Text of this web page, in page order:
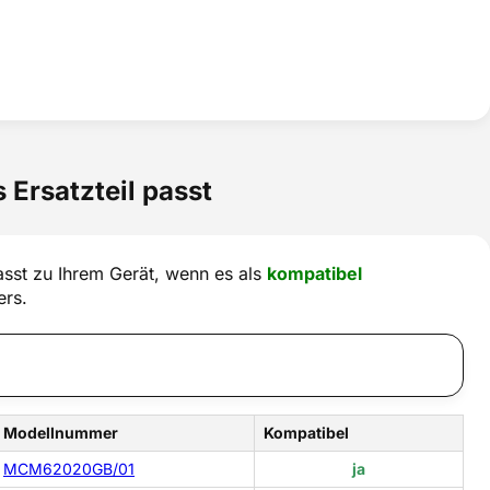
Ersatzteil passt
zu Ihrem Gerät, wenn es als kompatibel
Modellnummer
Kompatibel
MCM62020GB/01
ja